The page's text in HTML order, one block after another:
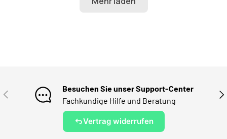
VORHERIGE
Besuchen Sie unser Support-Center
Fachkundige Hilfe und Beratung
Vertrag widerrufen